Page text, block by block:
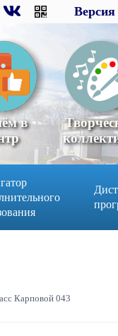
Версия
в
Карповой 043